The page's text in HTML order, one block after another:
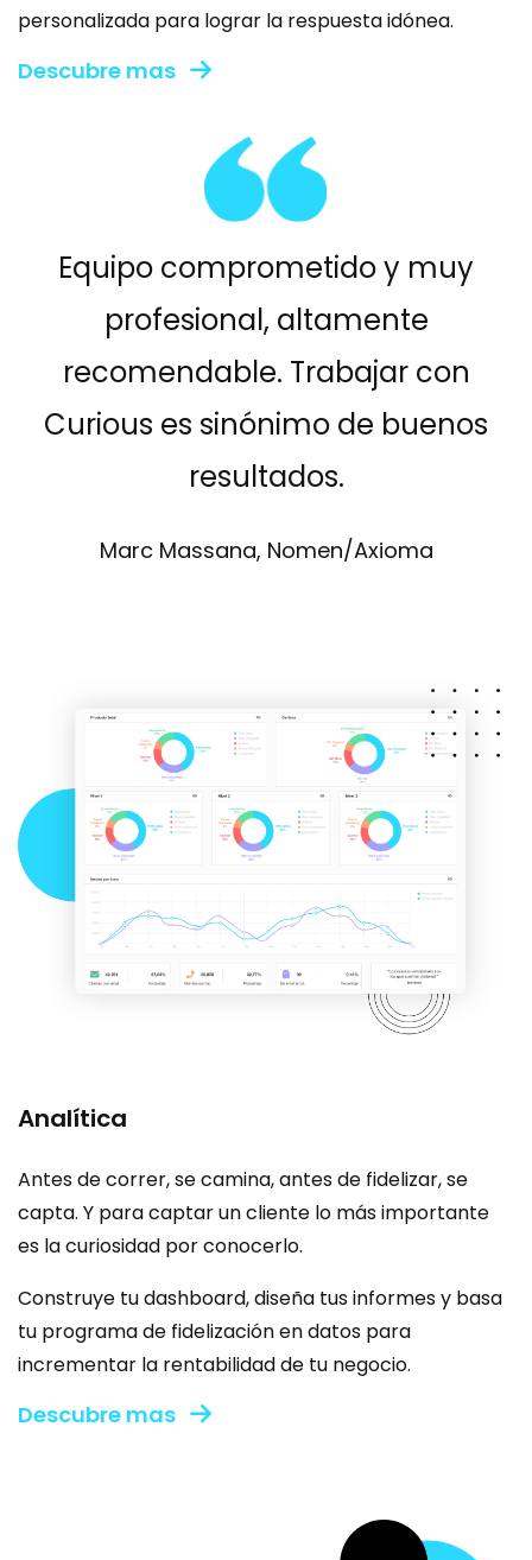
personalizada para lograr la respuesta idónea.
Descubre mas
Equipo comprometido y muy
profesional, altamente
recomendable. Trabajar con
Curious es sinónimo de buenos
resultados.
Marc Massana, Nomen/Axioma
Analítica
Antes de correr, se camina, antes de fidelizar, se
capta. Y para captar un cliente lo más importante
es la curiosidad por conocerlo.
Construye tu dashboard, diseña tus informes y basa
tu programa de fidelización en datos para
incrementar la rentabilidad de tu negocio.
Descubre mas